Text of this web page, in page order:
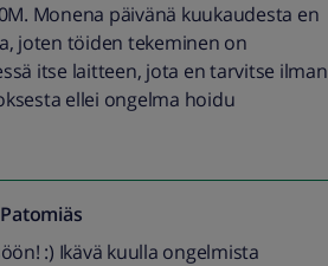
Monena päivänä kuukaudesta en
joten töiden tekeminen on
itse laitteen, jota en tarvitse ilman
ellei ongelma hoidu
Patomiäs
:) Ikävä kuulla ongelmista